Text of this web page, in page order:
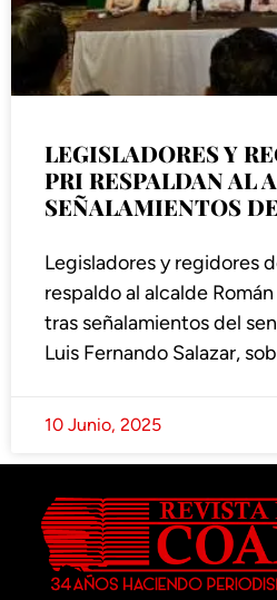
LEGISLADORES Y
PRI RESPALDAN AL
SEÑALAMIENTOS
Legisladores y regidores
respaldo al alcalde
tras señalamientos del
Luis Fernando Salazar,
10 Junio, 2025